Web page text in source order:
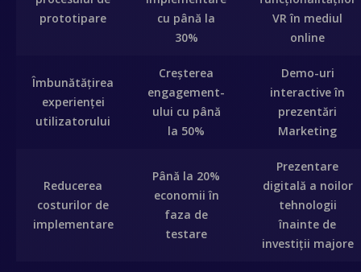
Sobre mí
prototipare
cu până la
30%
VR în mediul
online
Îmbunătățirea
experienței
utilizatorului
Creșterea
engagement-
ului cu până
la 50%
Demo-uri
interactive în
prezentări
Marketing
Reducerea
costurilor de
implementare
Până la 20%
economii în
faza de
testare
Prezentare
digitală a noilor
tehnologii
înainte de
investiții majore